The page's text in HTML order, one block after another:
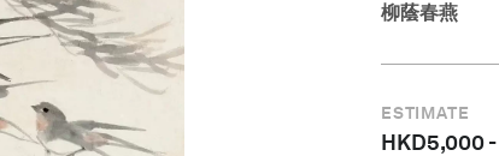
柳蔭春燕
ESTIMATE
HKD5,000-